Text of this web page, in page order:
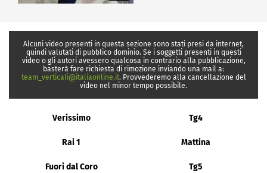
Alcuni video presenti in questa sezione sono stati presi da internet,
quindi valutati di pubblico dominio. Se i soggetti presenti in questi
video o gli autori avessero qualcosa in contrario alla pubblicazione,
basterà fare richiesta di rimozione inviando una mail a:
team_verticali@italiaonline.it. Provvederemo alla cancellazione del
video nel minor tempo possibile.
Verissimo Tg4
Rai 1 Mattina
Fuori dal Coro Tg5